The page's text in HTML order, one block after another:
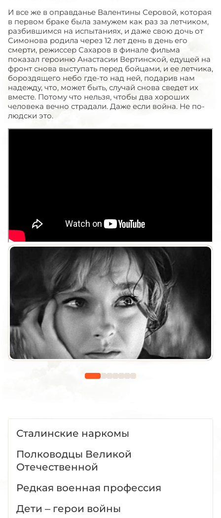
И все же в оправданье Валентины Серовой, которая
в первом браке была замужем как раз за летчиком,
разбившимся на испытаниях, и даже свою дочь от
Симонова родила через 12 лет день в день его
смерти, режиссер Сахаров в финале фильма
показал героиню Анастасии Вертинской, едущей на
фронт снова выступать перед бойцами, и ее летчика,
бороздящего небо где-то над ней, подарив нам
надежду, что, может быть, случай снова сведет их
вместе. Потому что нельзя, чтобы два хороших
человека вечно страдали. Даже если война. Не по-
людски это.
Сталинские наркомы
Полководцы Великой
Отечественной
Редкая военная профессия
Дети – герои войны